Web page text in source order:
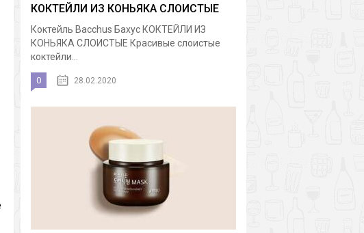
КОКТЕЙЛИ ИЗ КОНЬЯКА СЛОИСТЫЕ
Коктейль Bacchus Бахус КОКТЕЙЛИ ИЗ
КОНЬЯКА СЛОИСТЫЕ Красивые слоистые
коктейли...
0 28.02.2020